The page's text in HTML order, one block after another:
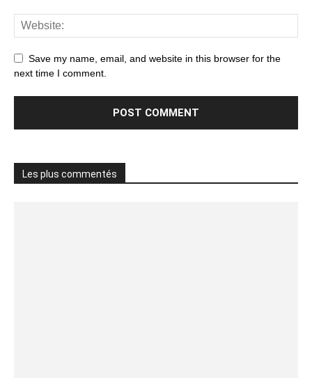
Save my name, email, and website in this browser for the
next time I comment.
Les plus commentés